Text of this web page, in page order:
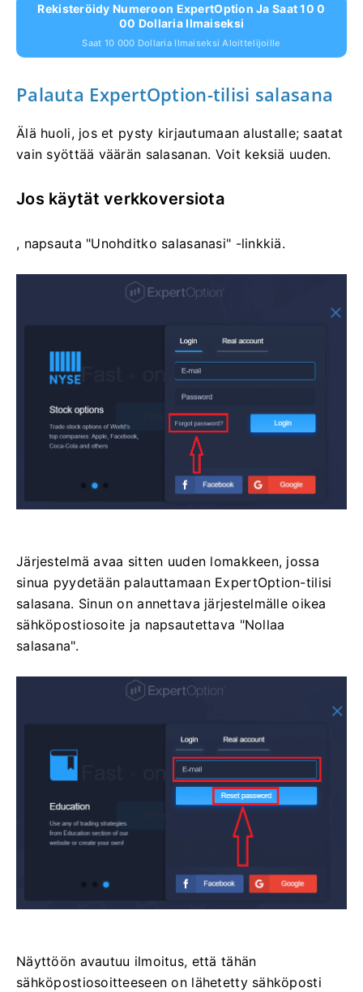
Rekisteröidy Numeroon ExpertOption Ja Saat 10 0
00 Dollaria Ilmaiseksi
Saat 10 000 Dollaria Ilmaiseksi Aloittelijoille
Palauta ExpertOption-tilisi salasana
Älä huoli, jos et pysty kirjautumaan alustalle; saatat
vain syöttää väärän salasanan. Voit keksiä uuden.
Jos käytät verkkoversiota
, napsauta "Unohditko salasanasi" -linkkiä.
Järjestelmä avaa sitten uuden lomakkeen, jossa
sinua pyydetään palauttamaan ExpertOption-tilisi
salasana. Sinun on annettava järjestelmälle oikea
sähköpostiosoite ja napsautettava "Nollaa
salasana".
Näyttöön avautuu ilmoitus, että tähän
sähköpostiosoitteeseen on lähetetty sähköposti